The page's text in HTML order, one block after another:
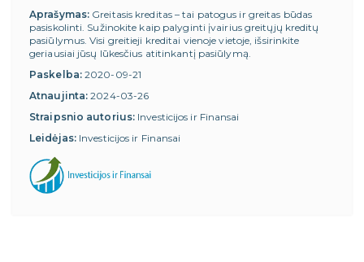
Aprašymas: Greitasis kreditas – tai patogus ir greitas būdas
pasiskolinti. Sužinokite kaip palyginti įvairius greitųjų kreditų
pasiūlymus. Visi greitieji kreditai vienoje vietoje, išsirinkite
geriausiai jūsų lūkesčius atitinkantį pasiūlymą.
Paskelba: 2020-09-21
Atnaujinta: 2024-03-26
Straipsnio autorius: Investicijos ir Finansai
Leidėjas: Investicijos ir Finansai